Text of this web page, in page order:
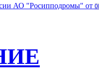
АО "Росипподромы" от